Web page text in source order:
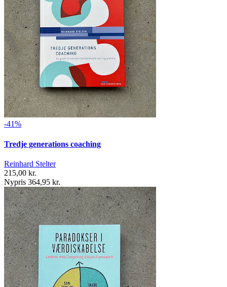
-41%
Tredje generations coaching
Reinhard Stelter
215,00 kr.
Nypris 364,95 kr.